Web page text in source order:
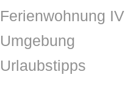
Ferienwohnung IV
Umgebung
Urlaubstipps